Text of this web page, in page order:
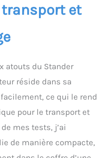
et
atouts du Stander
réside dans sa
ce qui le rend
pour le transport et
mes tests, j’ai
de manière compacte,